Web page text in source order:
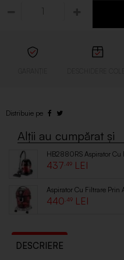
HB2880RS Aspirator Cu
437 .49
Aspirator Cu Filtrare Prin
440 .49
DESCRIERE